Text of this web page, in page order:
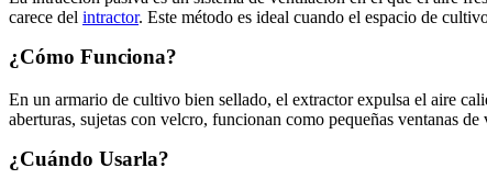
carece del intractor. Este método es ideal cuando el espacio de
¿Cómo Funciona?
En un armario de cultivo bien sellado, el extractor expulsa el aire
aberturas, sujetas con velcro, funcionan como pequeñas ventanas de
¿Cuándo Usarla?